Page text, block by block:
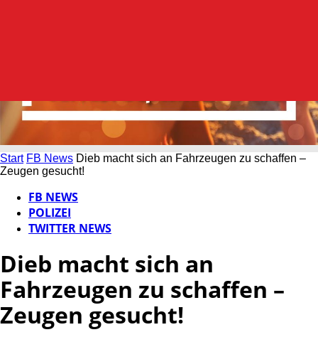
Start FB News Dieb macht sich an Fahrzeugen zu schaffen –
Zeugen gesucht!
FB NEWS
POLIZEI
TWITTER NEWS
Dieb macht sich an
Fahrzeugen zu schaffen –
Zeugen gesucht!